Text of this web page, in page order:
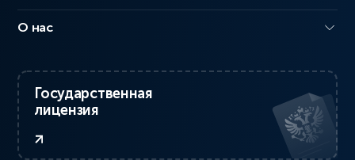
О нас
Государственная
лицензия